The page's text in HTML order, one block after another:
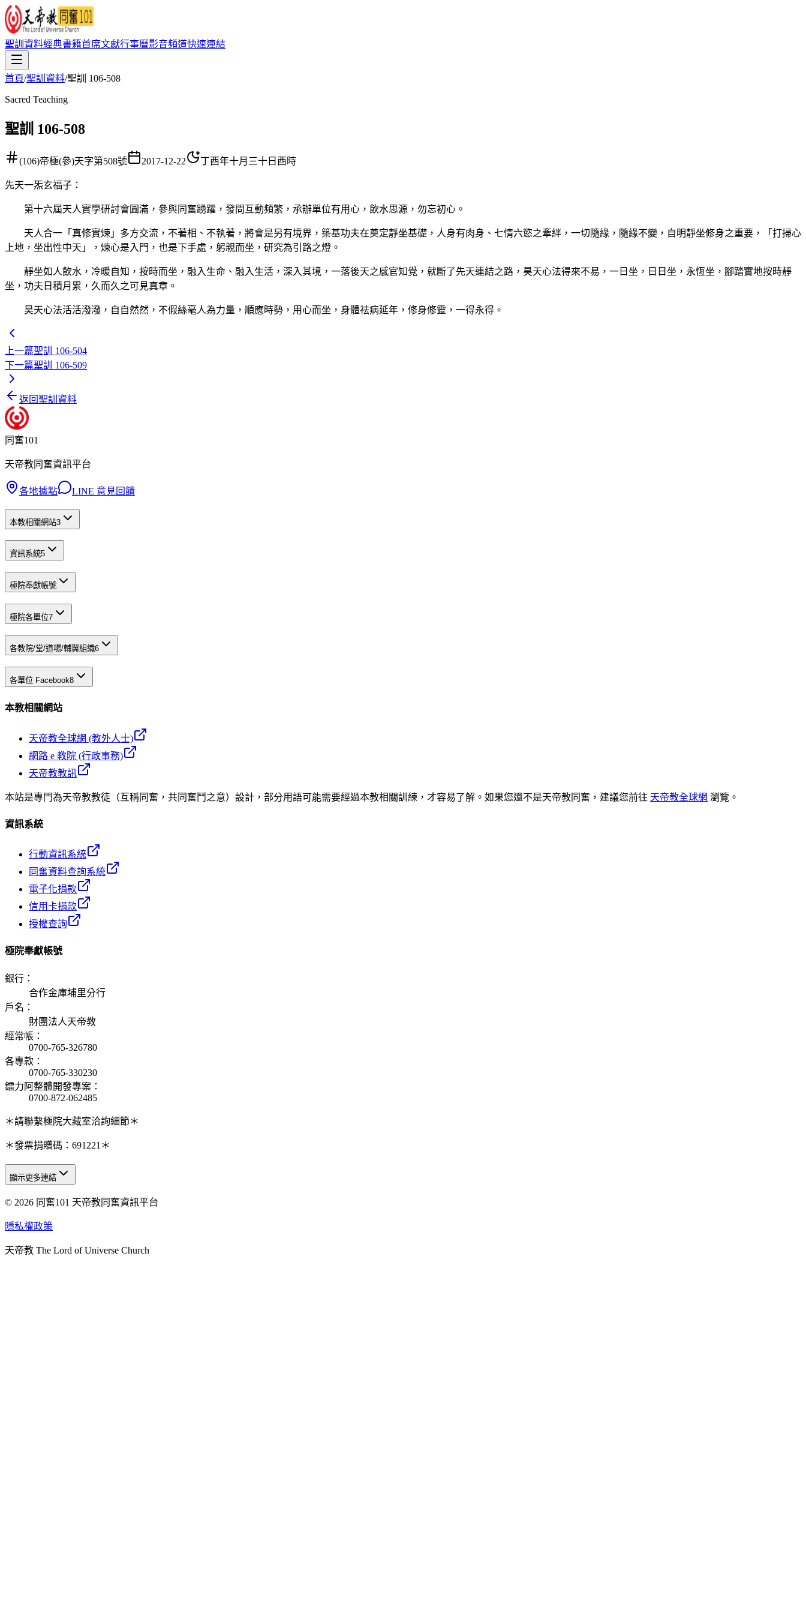
聖訓資料經典書籍首席文獻行事曆影音頻道快速連結
首頁/聖訓資料/聖訓 106-508
Sacred Teaching
聖訓 106-508
(106)帝極(參)天字第508號 2017-12-22 丁酉年十月三十日酉時
先天一炁玄福子 ：
第十六屆天人實學研討會圓滿，參與同奮踴躍，發問互動頻繁，承辦單位有用心，飲水思源，勿忘初心。
天人合一「真修實煉」多方交流，不著相、不執著，將會是另有境界，築基功夫在奠定靜坐基礎，人身有肉身、七情六慾之牽絆，一切隨緣，隨緣不變，自明靜坐修身之重要，「打掃心
上地，坐出性中天」，煉心是入門，也是下手處，躬親而坐，研究為引路之燈。
靜坐如人飲水，冷暖自知，按時而坐，融入生命、融入生活，深入其境，一落後天之感官知覺，就斷了先天連結之路，昊天心法得來不易，一日坐，日日坐，永恆坐，腳踏實地按時靜
坐，功夫日積月累，久而久之可見真章。
昊天心法活活潑潑，自自然然，不假絲毫人為力量，順應時勢，用心而坐，身體祛病延年，修身修靈，一得永得。
上一篇聖訓 106-504
下一篇聖訓 106-509
返回聖訓資料
同奮101
天帝教同奮資訊平台
各地據點 LINE 意見回饋
本教相關網站3
資訊系統5
極院奉獻帳號
極院各單位7
各教院/堂/道場/輔翼組織6
各單位 Facebook8
本教相關網站
天帝教全球網 (教外人士)
網路 e 教院 (行政事務)
天帝教教訊
本站是專門為天帝教教徒（互稱同奮，共同奮鬥之意）設計，部分用語可能需要經過本教相關訓練，才容易了解。如果您還不是天帝教同奮，建議您前往 天帝教全球網 瀏覽。
資訊系統
行動資訊系統
同奮資料查詢系統
電子化捐款
信用卡捐款
授權查詢
極院奉獻帳號
銀行 ：
合作金庫埔里分行
戶名 ：
財團法人天帝教
經常帳 ：
0700-765-326780
各專款 ：
0700-765-330230
鐳力阿整體開發專案 ：
0700-872-062485
＊請聯繫極院大藏室洽詢細節＊
＊發票捐贈碼：691221＊
天人研究總院
天人研究學院
天人炁功院
顯示更多連結
© 2026 同奮101 天帝教同奮資訊平台
隱私權政策
天帝教 The Lord of Universe Church